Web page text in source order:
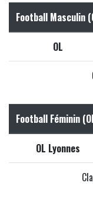
Football Masculin
OL
Football Féminin
OL Lyonnes